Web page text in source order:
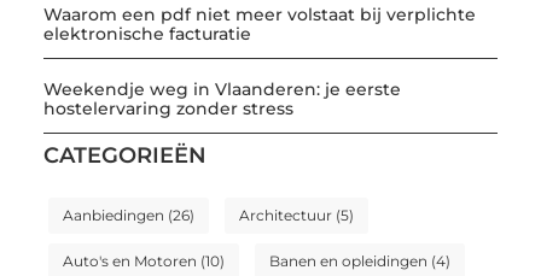
Waarom een pdf niet meer volstaat bij verplichte
elektronische facturatie
Weekendje weg in Vlaanderen: je eerste
hostelervaring zonder stress
CATEGORIEËN
Aanbiedingen (26) Architectuur(5)
Auto's en Motoren (10) Banen en opleidingen (4)